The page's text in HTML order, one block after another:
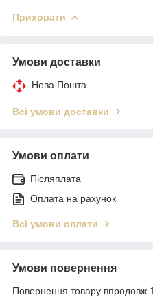
Приховати
Умови доставки
Нова Пошта
Всі умови доставки
Умови оплати
Післяплата
Оплата на рахунок
Всі умови оплати
Умови повернення
Повернення товару впродовж